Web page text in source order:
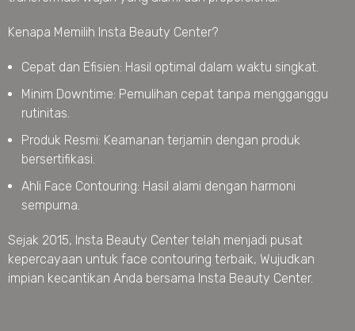
Kenapa Memilih Insta Beauty Center?
Cepat dan Efisien: Hasil optimal dalam waktu singkat.
Minim Downtime: Pemulihan cepat tanpa mengganggu
rutinitas.
Produk Resmi: Keamanan terjamin dengan produk
bersertifikasi.
Ahli Face Contouring: Hasil alami dengan harmoni
sempurna.
Sejak 2015, Insta Beauty Center telah menjadi pusat
kepercayaan untuk face contouring terbaik, Wujudkan
impian kecantikan Anda bersama Insta Beauty Center.